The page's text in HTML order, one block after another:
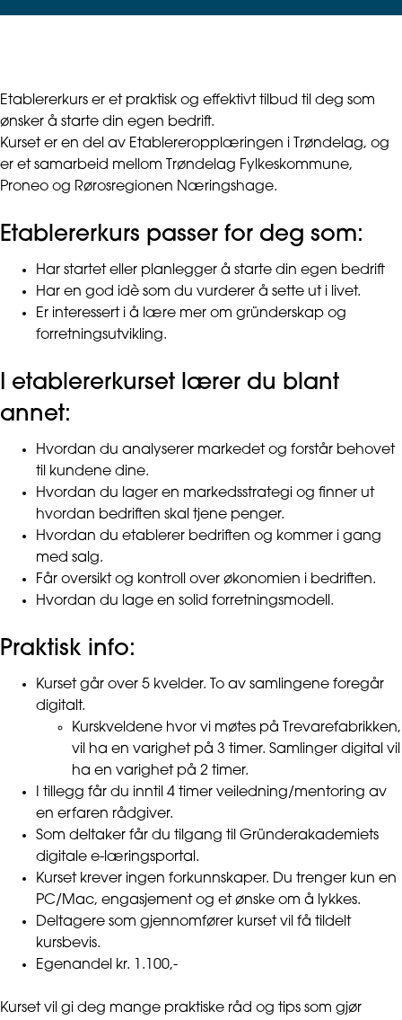
Etablererkurs er et praktisk og effektivt tilbud til deg som
ønsker å starte din egen bedrift.
Kurset er en del av Etablereropplæringen i Trøndelag, og
er et samarbeid mellom Trøndelag Fylkeskommune,
Proneo og Rørosregionen Næringshage.
Etablererkurs passer for deg som:
Har startet eller planlegger å starte din egen bedrift
Har en god idè som du vurderer å sette ut i livet.
Er interessert i å lære mer om gründerskap og
forretningsutvikling.
I etablererkurset lærer du blant
annet:
Hvordan du analyserer markedet og forstår behovet
til kundene dine.
Hvordan du lager en markedsstrategi og finner ut
hvordan bedriften skal tjene penger.
Hvordan du etablerer bedriften og kommer i gang
med salg.
Får oversikt og kontroll over økonomien i bedriften.
Hvordan du lage en solid forretningsmodell.
Praktisk info:
Kurset går over 5 kvelder. To av samlingene foregår
digitalt.
Kurskveldene hvor vi møtes på Trevarefabrikken,
vil ha en varighet på 3 timer. Samlinger digital vil
ha en varighet på 2 timer.
I tillegg får du inntil 4 timer veiledning/mentoring av
en erfaren rådgiver.
Som deltaker får du tilgang til Gründerakademiets
digitale e-læringsportal.
Kurset krever ingen forkunnskaper. Du trenger kun en
PC/Mac, engasjement og et ønske om å lykkes.
Deltagere som gjennomfører kurset vil få tildelt
kursbevis.
Egenandel kr. 1.100,-
Kurset vil gi deg mange praktiske råd og tips som gjør